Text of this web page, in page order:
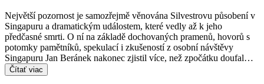
Největší pozornost je samozřejmě věnována Silvestrovu působení v
Singapuru a dramatickým událostem, které vedly až k jeho
předčasné smrti. O ní na základě dochovaných pramenů, hovorů s
potomky pamětníků, spekulací i zkušeností z osobní návštěvy
Singapuru Jan Beránek nakonec zjistil více, než zpočátku doufal…
Čítať viac